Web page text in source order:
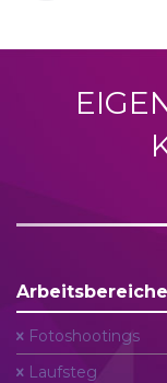
Arbeitsbereiche
Fotoshootings
Laufsteg